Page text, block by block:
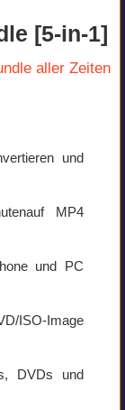
[5-in-1]
aller Zeiten
und
MP4
und PC
ISO-Image
DVDs und